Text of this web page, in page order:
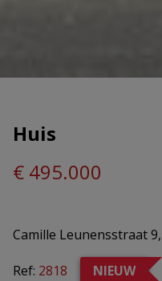
Huis
€ 495.000
Camille Leunensstraat
Ref: 2818 NIEUW